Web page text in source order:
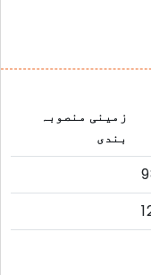
زمینی منصوبہ
بندی